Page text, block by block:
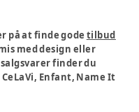
på at finde gode tilbud
med design eller
finder du
Enfant, Name It